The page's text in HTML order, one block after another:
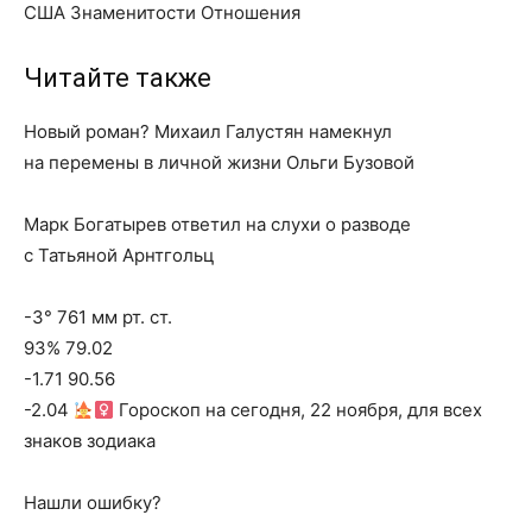
США Знаменитости Отношения
Читайте также
Новый роман? Михаил Галустян намекнул
на перемены в личной жизни Ольги Бузовой
Марк Богатырев ответил на слухи о разводе
с Татьяной Арнтгольц
-3° 761 мм рт. ст.
93% 79.02
-1.71 90.56
-2.04
Гороскоп на сегодня, 22 ноября, для всех
знаков зодиака
Нашли ошибку?